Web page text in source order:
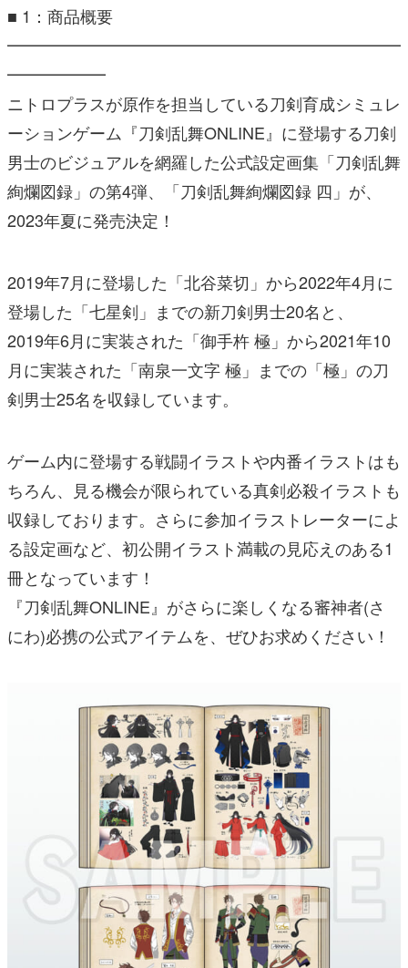
■ 1：商品概要
━━━━━━━━━━━━━━━━━━━━━━━━
━━━━━━
ニトロプラスが原作を担当している刀剣育成シミュレ
ーションゲーム『刀剣乱舞ONLINE』 に登場する刀剣
男士のビジュアルを網羅した公式設定画集「刀剣乱舞
絢爛図録 」の第4弾、「刀剣乱舞絢爛図録 四 」が、
2023年夏に発売決定！
2019年7月に登場した「北谷菜切」 から2022年4月に
登場した「七星剣」 までの新刀剣男士20名と、
2019年6月に実装された「御手杵 極」から2021年10
月に実装された「南泉一文字 極」までの「極」の刀
剣男士25名を収録しています。
ゲーム内に登場する戦闘イラストや内番イラストはも
ちろん、
見る機会が限られている真剣必殺イラストも
収録しております。 さらに参加イラストレーターによ
る設定画など、 初公開イラスト満載の見応えのある1
冊となっています！
『刀剣乱舞ONLINE』がさらに楽しくなる審神者(さ
にわ)必携の公式アイテムを、ぜひお求めください！